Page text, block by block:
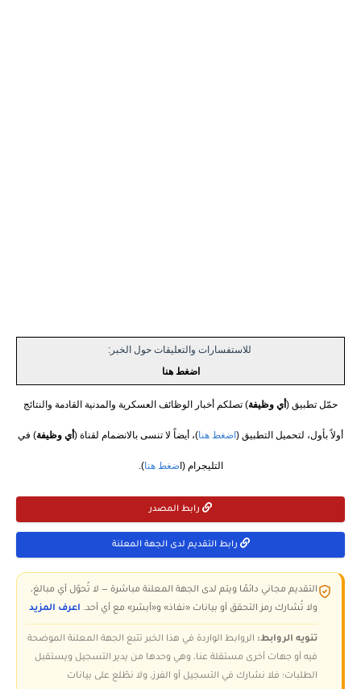
للاستفسارات والتعليقات حول الخبر:
اضغط هنا
حمّل تطبيق ( أي وظيفة) تصلكم أخبار الوظائف العسكرية والمدنية القادمة والنتائج
أولاً بأول، لتحميل التطبيق ( اضغط هنا)، أيضاً لا تنسى بالانضمام لقناة ( أي وظيفة) في
التليجرام (اضغط هنا).
رابط المصدر
رابط التقديم لدى الجهة المعلنة
التقديم مجاني دائمًا ويتم لدى الجهة المعلنة مباشرة — لا تُحوّل أي مبالغ،
ولا تُشارك رمز التحقق أو بيانات «نفاذ» و«أبشر» مع أي أحد. اعرف المزيد
تنويه الروابط: الروابط الواردة في هذا الخبر تتبع الجهة المعلنة الموضحة
فيه أو جهات أخرى مستقلة عنا، وهي وحدها من يدير التسجيل ويستقبل
الطلبات؛ فلا نشارك في التسجيل أو الفرز، ولا نطّلع على بيانات